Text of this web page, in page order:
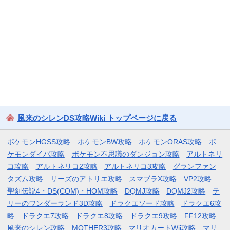
風来のシレンDS攻略Wiki トップページに戻る
ポケモンHGSS攻略 ポケモンBW攻略 ポケモンORAS攻略
ポ
ケモンダイパ攻略
ポケモン不思議のダンジョン攻略
アルトネリ
コ攻略
アルトネリコ2攻略 アルトネリコ3攻略
グランファン
タズム攻略
リーズのアトリエ攻略 スマブラX攻略
VP2攻略
聖剣伝説4・DS(COM)・HOM攻略
DQMJ攻略 DQMJ2攻略
テ
リーのワンダーランド3D攻略
ドラクエソード攻略
ドラクエ6攻
略
ドラクエ7攻略 ドラクエ8攻略 ドラクエ9攻略
FF12攻略
風来のシレン攻略
MOTHER3攻略 マリオカートWii攻略 マリ